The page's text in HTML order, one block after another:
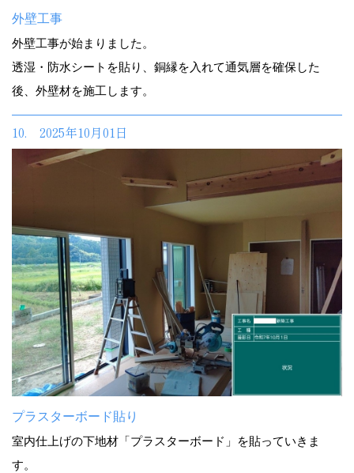
外壁工事
外壁工事が始まりました。
透湿・防水シートを貼り、銅縁を入れて通気層を確保した
後、外壁材を施工します。
10. 2025年10月01日
プラスターボード貼り
室内仕上げの下地材「プラスターボード」を貼っていきま
す。